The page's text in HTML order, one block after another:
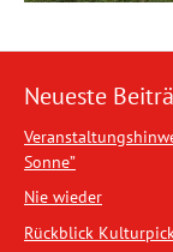
Neueste
Sonne”
Nie wieder
Rückblick